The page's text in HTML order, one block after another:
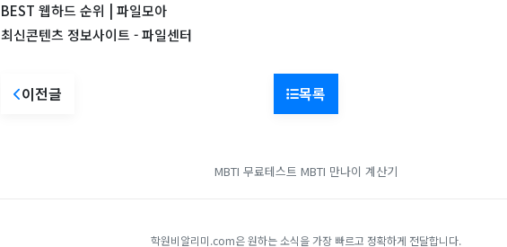
BEST 웹하드 순위 | 파일모아
최신콘텐츠 정보사이트 - 파일센터
이전글 목록
MBTI 무료테스트 MBTI 만나이 계산기
학원비알리미.com은 원하는 소식을 가장 빠르고 정확하게 전달합니다.